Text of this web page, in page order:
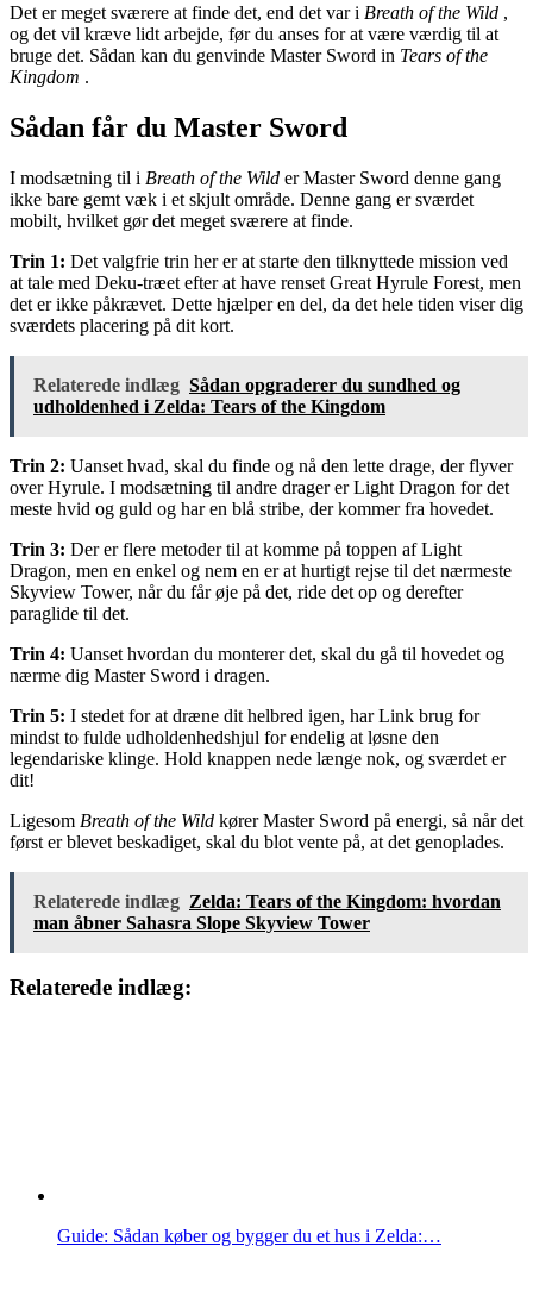
Det er meget sværere at finde det, end det var i Breath of the Wild ,
og det vil kræve lidt arbejde, før du anses for at være værdig til at
bruge det. Sådan kan du genvinde Master Sword in Tears of the
Kingdom .
Sådan får du Master Sword
I modsætning til i Breath of the Wild er Master Sword denne gang
ikke bare gemt væk i et skjult område. Denne gang er sværdet
mobilt, hvilket gør det meget sværere at finde.
Trin 1: Det valgfrie trin her er at starte den tilknyttede mission ved
at tale med Deku-træet efter at have renset Great Hyrule Forest, men
det er ikke påkrævet. Dette hjælper en del, da det hele tiden viser dig
sværdets placering på dit kort.
Relaterede indlæg Sådan opgraderer du sundhed og
udholdenhed i Zelda: Tears of the Kingdom
Trin 2: Uanset hvad, skal du finde og nå den lette drage, der flyver
over Hyrule. I modsætning til andre drager er Light Dragon for det
meste hvid og guld og har en blå stribe, der kommer fra hovedet.
Trin 3: Der er flere metoder til at komme på toppen af ​​Light
Dragon, men en enkel og nem en er at hurtigt rejse til det nærmeste
Skyview Tower, når du får øje på det, ride det op og derefter
paraglide til det.
Trin 4: Uanset hvordan du monterer det, skal du gå til hovedet og
nærme dig Master Sword i dragen.
Trin 5: I stedet for at dræne dit helbred igen, har Link brug for
mindst to fulde udholdenhedshjul for endelig at løsne den
legendariske klinge. Hold knappen nede længe nok, og sværdet er
dit!
Ligesom Breath of the Wild kører Master Sword på energi, så når det
først er blevet beskadiget, skal du blot vente på, at det genoplades.
Relaterede indlæg Zelda: Tears of the Kingdom: hvordan
man åbner Sahasra Slope Skyview Tower
Relaterede indlæg:
Guide: Sådan køber og bygger du et hus i Zelda:…